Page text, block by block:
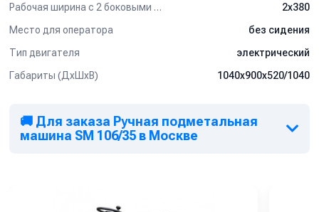
Рабочая ширина с 2 боковыми щётками (мм)
2х380
Место для оператора
без сидения
Тип двигателя
электрический
Габариты (ДхШхВ)
1040х900х520/1040
🚚 Для заказа Ручная подметальная
машина SM 106/35 в Москве